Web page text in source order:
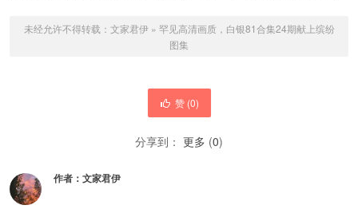
未经允许不得转载： 文家君伊» 罕见高清画质，白银81合集24期献上缤纷
图集
赞 (0)
分享到： 更多 (0)
作者： 文家君伊